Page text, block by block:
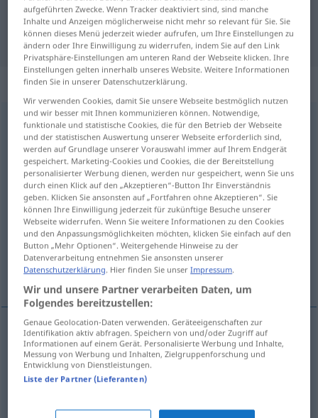
"demonstrativeness" Deutsch
Übersetzung
„demonstrativeness“
demonstrativenesss
Übersicht aller Übersetzungen
(Für mehr Details die Übersetzung anklicken/antippen)
Überzeugungs-, Beweiskraft
Überschwänglichkeit
Betontheit, Absichtlichkeit
Überzeugungs-,Beweiskraftf
demonstrativenesspower to convince
aufgeführten Zwecke. Wenn Tracker deaktiviert sind, sind manche
Inhalte und Anzeigen möglicherweise nicht mehr so relevant für Sie. Sie
können dieses Menü jederzeit wieder aufrufen, um Ihre Einstellungen zu
ändern oder Ihre Einwilligung zu widerrufen, indem Sie auf den Link
Privatsphäre-Einstellungen am unteren Rand der Webseite klicken. Ihre
Einstellungen gelten innerhalb unseres Website. Weitere Informationen
finden Sie in unserer Datenschutzerklärung.
Wir verwenden Cookies, damit Sie unsere Webseite bestmöglich nutzen
und wir besser mit Ihnen kommunizieren können. Notwendige,
funktionale und statistische Cookies, die für den Betrieb der Webseite
und der statistischen Auswertung unserer Webseite erforderlich sind,
werden auf Grundlage unserer Vorauswahl immer auf Ihrem Endgerät
gespeichert. Marketing-Cookies und Cookies, die der Bereitstellung
personalisierter Werbung dienen, werden nur gespeichert, wenn Sie uns
durch einen Klick auf den „Akzeptieren“-Button Ihr Einverständnis
geben. Klicken Sie ansonsten auf „Fortfahren ohne Akzeptieren“. Sie
können Ihre Einwilligung jederzeit für zukünftige Besuche unserer
Webseite widerrufen. Wenn Sie weitere Informationen zu den Cookies
und den Anpassungsmöglichkeiten möchten, klicken Sie einfach auf den
Button „Mehr Optionen“. Weitergehende Hinweise zu der
Datenverarbeitung entnehmen Sie ansonsten unserer
Datenschutzerklärung. Hier finden Sie unserImpressum.
Wir und unsere Partner verarbeiten Daten, um
Folgendes bereitzustellen:
Genaue Geolocation-Daten verwenden. Geräteeigenschaften zur
Identifikation aktiv abfragen. Speichern von und/oder Zugriff auf
Informationen auf einem Gerät. Personalisierte Werbung und Inhalte,
Messung von Werbung und Inhalten, Zielgruppenforschung und
Entwicklung von Dienstleistungen.
Liste der Partner (Lieferanten)